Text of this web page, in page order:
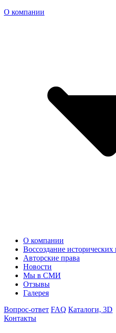
О компании
О компании
Воссоздание исторических
Авторские права
Новости
Мы в СМИ
Отзывы
Галерея
Вопрос-ответ FAQ Каталоги, 3D
Контакты